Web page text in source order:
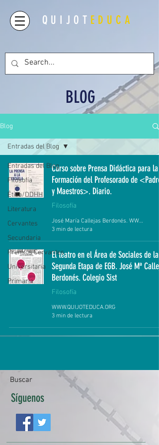
QUIJOT EDUCA
BLOG
Blog
Entradas del Blog
Filosofía
Ética/DDHH
Literatura
Cervantes
Secundaria
Premios Cervantes
Universitaria
Primaria
Entradas del Blog
Curso sobre Prensa Didáctica para la
Formación del Profesorado de <Padres
y Maestros>. Diario.
Filosofía
José María Callejas Berdonés. WWW.QUIJOTEDUCA.ORG
3 min de lectura
El teatro en el Área de Sociales de la
Segunda Etapa de EGB. José Mª
Berdonés. Colegio Sist
Filosofía
WWW.QUIJOTEDUCA.ORG
3 min de lectura
Buscar
Síguenos